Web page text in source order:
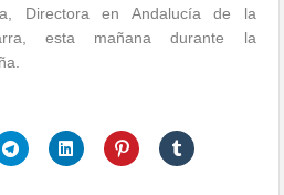
Directora en Andalucía de la
esta mañana durante la